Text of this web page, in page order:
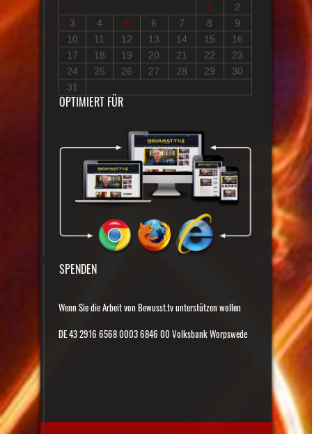
1
2
3
4 5 6 7 8
9
10
11 12 13 14 15
16
17
18 19 20 21 22
23
24
25 26 27 28 29
30
31
OPTIMIERT FÜR
SPENDEN
Wenn Sie die Arbeit von Bewusst.tv unterstützen wollen
DE 43 2916 6568 0003 6846 00 Volksbank Worpswede